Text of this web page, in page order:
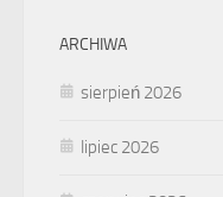
ARCHIWA
sierpień 2026
lipiec 2026